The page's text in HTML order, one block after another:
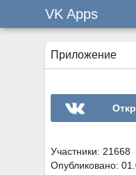
VK Apps
Приложение
Участники: 21668
Опубликовано: